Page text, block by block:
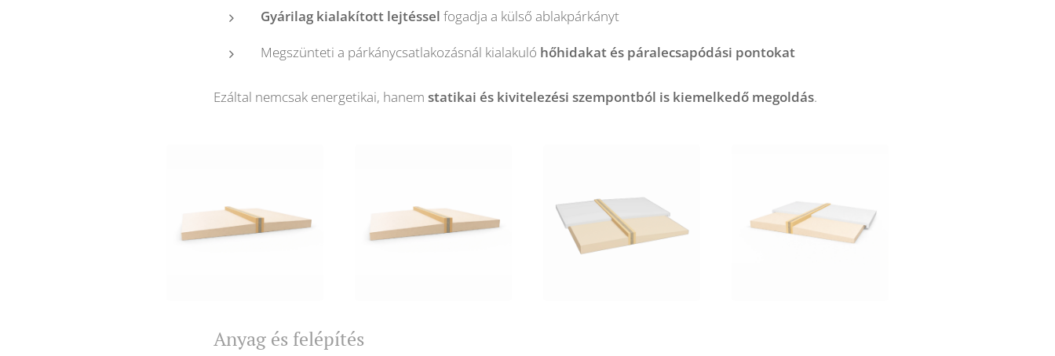
Gyárilag kialakított lejtéssel fogadja a külső ablakpárkányt
Megszünteti a párkánycsatlakozásnál kialakuló hőhidakat és páralecsapódási pontokat
Ezáltal nemcsak energetikai, hanem statikai és kivitelezési szempontból is kiemelkedő megoldás.
Anyag és felépítés